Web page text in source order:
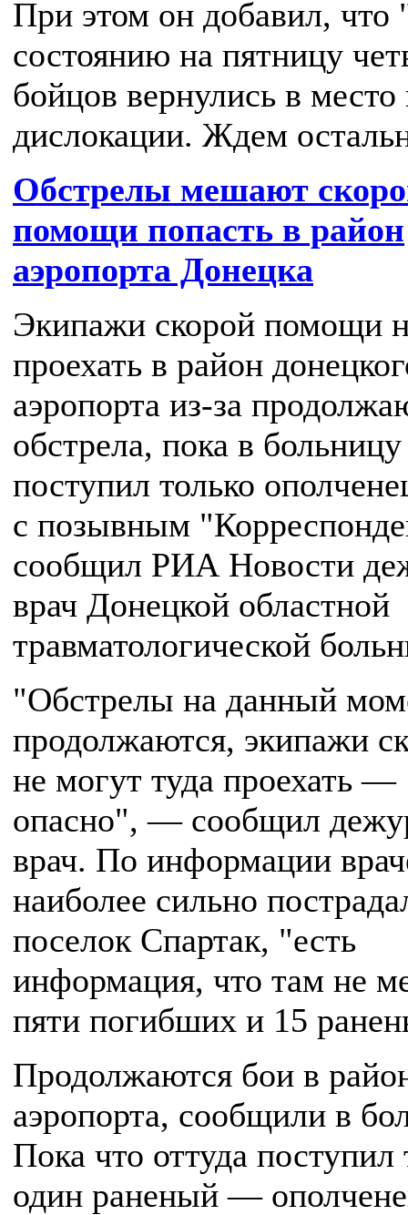
При этом он добавил, что
состоянию на пятницу
бойцов вернулись в место
дислокации. Ждем
Обстрелы мешают
помощи попасть в район
аэропорта Донецка
Экипажи скорой помощи
проехать в район
аэропорта из-за
обстрела, пока в больницу
поступил только
с позывным
сообщил РИА Новости
врач Донецкой областной
травматологической
"Обстрелы на данный
продолжаются, экипажи
не могут туда проехать —
опасно", — сообщил
врач. По информации
наиболее сильно
поселок Спартак, "есть
информация, что там не
пяти погибших и 15
Продолжаются бои в
аэропорта, сообщили в
Пока что оттуда поступил
один раненый —